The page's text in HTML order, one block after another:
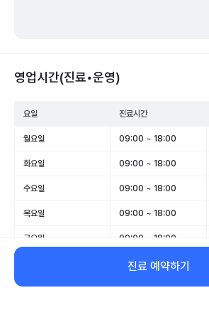
영업시간(진료•운영)
요일 진료시간
월요일 09:00 ~ 18:00
화요일 09:00 ~ 18:00
수요일 09:00 ~ 18:00
목요일 09:00 ~ 18:00
금요일 09:00 ~ 18:00
09:00 ~ 14:00
일요일 휴무
진료 예약하기